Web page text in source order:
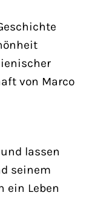
von Marco
lassen
seinem
ein Leben